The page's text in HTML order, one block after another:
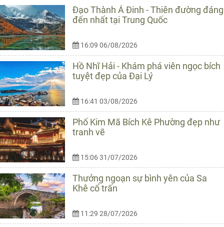
Đạo Thành Á Đinh - Thiên đường đáng
đến nhất tại Trung Quốc
16:09 06/08/2026
Hồ Nhĩ Hải - Khám phá viên ngọc bích
tuyệt đẹp của Đại Lý
16:41 03/08/2026
Phố Kim Mã Bích Kê Phường đẹp như
tranh vẽ
15:06 31/07/2026
Thưởng ngoạn sự bình yên của Sa
Khê cổ trấn
11:29 28/07/2026